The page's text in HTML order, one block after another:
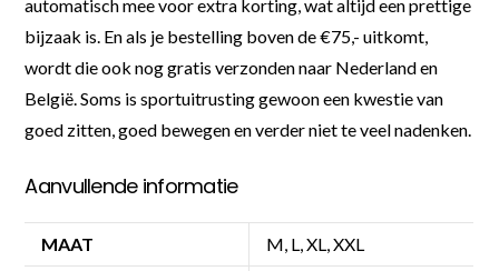
automatisch mee voor extra korting, wat altijd een prettige
bijzaak is. En als je bestelling boven de €75,- uitkomt,
wordt die ook nog gratis verzonden naar Nederland en
België. Soms is sportuitrusting gewoon een kwestie van
goed zitten, goed bewegen en verder niet te veel nadenken.
Aanvullende informatie
MAAT M, L, XL, XXL